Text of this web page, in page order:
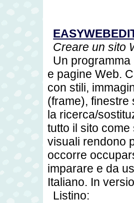
Creare un sito
Un
e pagine Web.
con stili,
(frame), finestre
la ricerca/
tutto il sito
visuali rendono
occorre
imparare e da
Italiano. In
Listino: